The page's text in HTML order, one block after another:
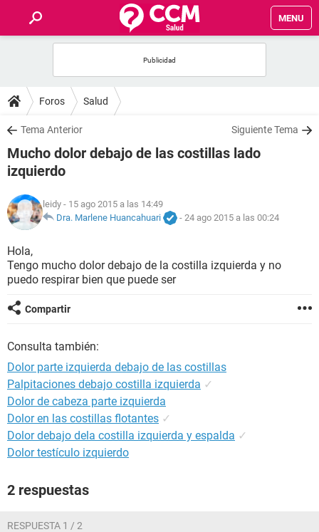
MENU
FOROS
SALUD
FAMILIA
NUTRICIÓN
SEXUALIDAD
GLOSARIO
Foros Salud
Tema Anterior Siguiente Tema
Mucho dolor debajo de las costillas lado
izquierdo
leidy - 15 ago 2015 a las 14:49
Dra. Marlene Huancahuari
- 24 ago 2015 a las 00:24
Hola,
Tengo mucho dolor debajo de la costilla izquierda y no
puedo respirar bien que puede ser
Compartir
Consulta también:
Dolor parte izquierda debajo de las costillas
Palpitaciones debajo costilla izquierda ✓
Dolor de cabeza parte izquierda
Dolor en las costillas flotantes ✓
Dolor debajo dela costilla izquierda y espalda ✓
Dolor testículo izquierdo
2 respuestas
RESPUESTA 1 / 2